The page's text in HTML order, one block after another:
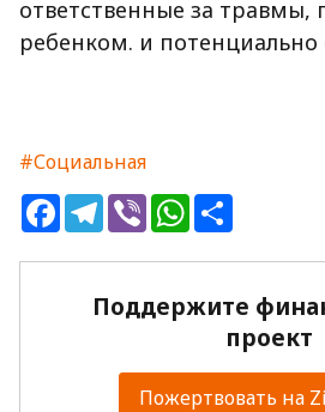
ответственные за травмы,
ребенком. и
#Социальная
FacebookTelegram
ViberWhatsApp
Поддержите
проект
Пожертвовать на